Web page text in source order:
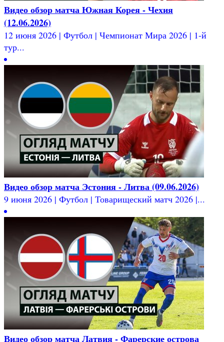
Видео обзор матча Южная Корея - Чехия
(12.06.2026)
12 июня 2026 | Футбол | Чемпионат Мира 2026 | 1-й
тур...
Видео обзор матча Эстония - Литва (09.06.2026)
9 июня 2026 | Футбол | Товарищеский матч 2026 |...
Видео обзор матча Латвия - Фарерские острова